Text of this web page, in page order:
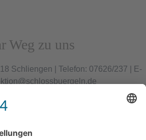
Weg zu uns
Schliengen | Telefon: 07626/237 | E-